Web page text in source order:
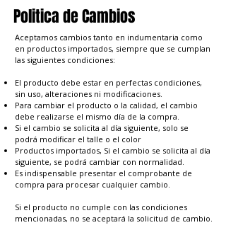
Politica de Cambios
Aceptamos cambios tanto en indumentaria como
en productos importados, siempre que se cumplan
las siguientes condiciones:
El producto debe estar en perfectas condiciones,
sin uso, alteraciones ni modificaciones.
Para cambiar el producto o la calidad, el cambio
debe realizarse el mismo día de la compra.
Si el cambio se solicita al día siguiente, solo se
podrá modificar el talle o el color
Productos importados, Si el cambio se solicita al día
siguiente, se podrá cambiar con normalidad.
Es indispensable presentar el comprobante de
compra para procesar cualquier cambio.
Si el producto no cumple con las condiciones
mencionadas, no se aceptará la solicitud de cambio.